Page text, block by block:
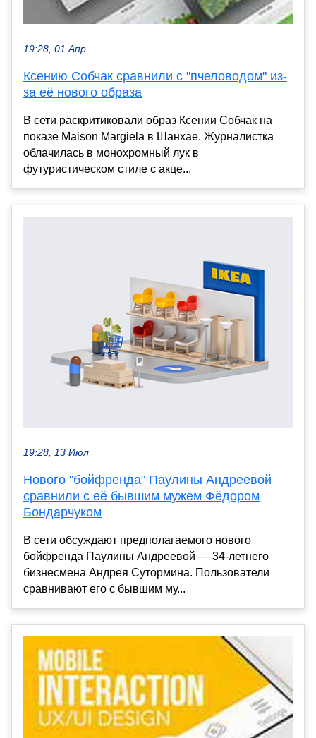
19:28, 01 Апр
Ксению Собчак сравнили с "пчеловодом" из-
за её нового образа
В сети раскритиковали образ Ксении Собчак на
показе Maison Margiela в Шанхае. Журналистка
облачилась в монохромный лук в
футуристическом стиле с акце...
19:28, 13 Июл
Нового "бойфренда" Паулины Андреевой
сравнили с её бывшим мужем Фёдором
Бондарчуком
В сети обсуждают предполагаемого нового
бойфренда Паулины Андреевой — 34-летнего
бизнесмена Андрея Сутормина. Пользователи
сравнивают его с бывшим му...